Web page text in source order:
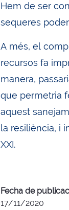
Hem de ser
sequeres
A més, el
recursos fa
manera,
que permetria
aquest
la resiliència, i
XXI.
Fecha de
17/11/2020